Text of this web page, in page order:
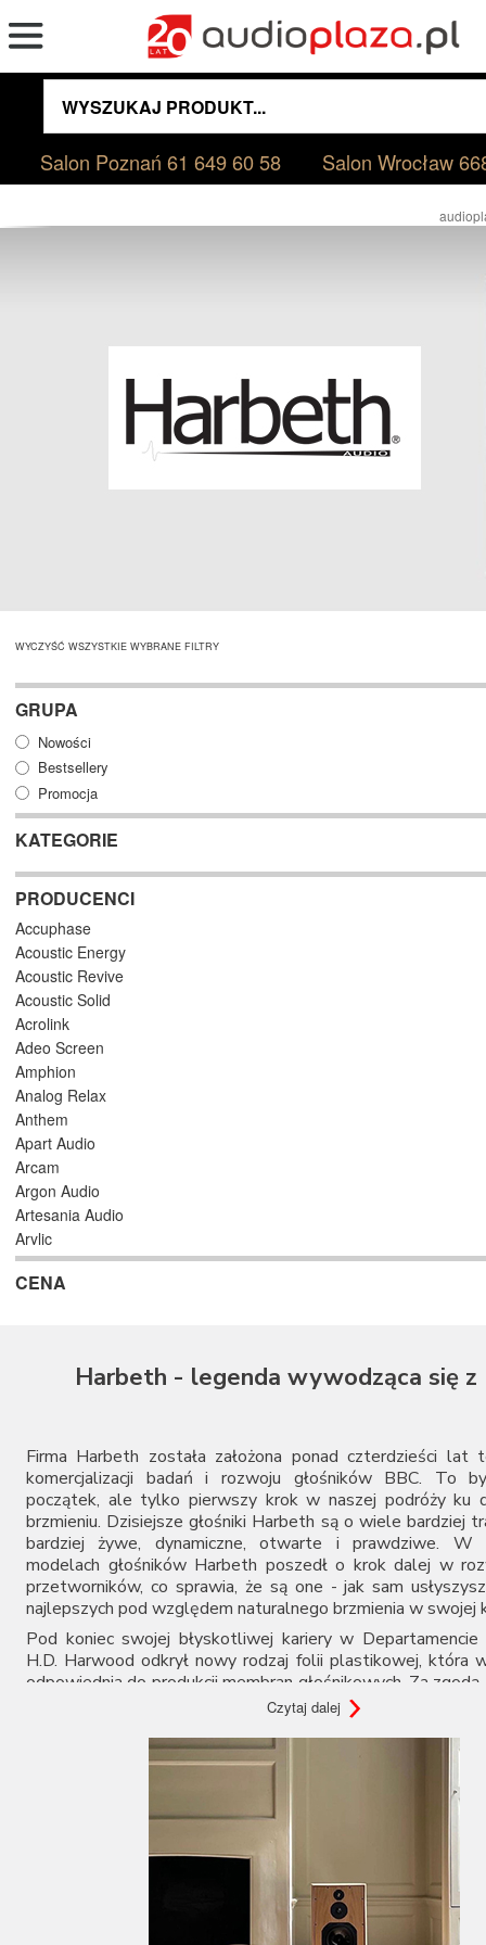
Salon Poznań61 649 60 58 Salon Wrocław
WYCZYŚĆ WSZYSTKIE WYBRANE FILTRY
GRUPA
Nowości
Bestsellery
Promocja
KATEGORIE
PRODUCENCI
Accuphase
Acoustic Energy
Acoustic Revive
Acoustic Solid
Acrolink
Adeo Screen
Amphion
Analog Relax
Anthem
Apart Audio
Arcam
Argon Audio
Artesania Audio
Arylic
Astell/Kern
Atlas
Audiosymptom
Audiovector
AUNE
Aura
Auralic
Aurender
Avantgarde Acoustic
AVM
Ayon Audio
Bandridge
CENA
Harbeth - legenda wywodząca się z
Firma Harbeth została założona ponad czterdzieści lat
komercjalizacji badań i rozwoju głośników BBC. To
początek, ale tylko pierwszy krok w naszej podróży ku
brzmieniu. Dzisiejsze głośniki Harbeth są o wiele bardziej
bardziej żywe, dynamiczne, otwarte i prawdziwe. W
modelach głośników Harbeth poszedł o krok dalej w
przetworników, co sprawia, że są one - jak sam
najlepszych pod względem naturalnego brzmienia w swojej
Pod koniec swojej błyskotliwej kariery w Departamencie
H.D. Harwood odkrył nowy rodzaj folii plastikowej, która
odpowiednia do produkcji membran głośnikowych. Za zgodą
patent, a po formalnym przejściu na emeryturę założył
rozpoczął produkcję głośników. Ogłoszenia w prasie hi-fi
debiut jego modelu HL Monitor (Mk1) z 1977 roku,
nowatorskiej membranie z polipropylenu, będącej
świecie. Była ona głośniejsza, wytrzymalsza, bardziej
bardziej precyzyjne basy i mniej zniekształceń od
pokrytymi pierwszą generacją materiału.
Historia tego, jak Harwood odkrył polipropylen, to
Dziesięć lat wcześniej, w połowie lat 60., w
kierownictwem Harwooda, Departament Badań BBC
Czytaj dalej